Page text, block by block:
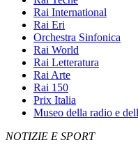
Rai International
Rai Eri
Orchestra Sinfonica
Rai World
Rai Letteratura
Rai Arte
Rai 150
Prix Italia
Museo della radio e
NOTIZIE E SPORT